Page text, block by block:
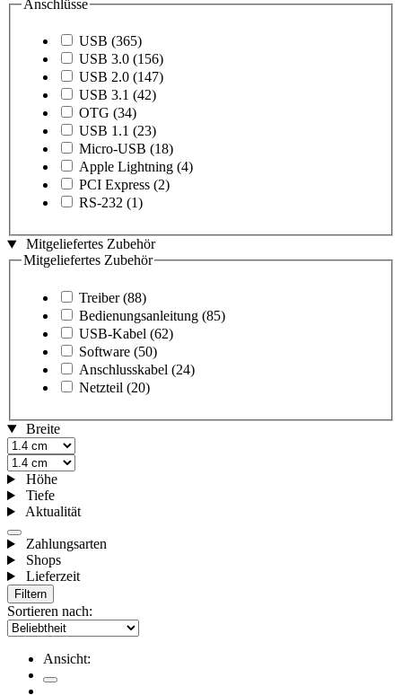
Anschlüsse
USB (365)
USB 3.0 (156)
USB 2.0 (147)
USB 3.1 (42)
OTG (34)
USB 1.1 (23)
Micro-USB (18)
Apple Lightning (4)
PCI Express (2)
RS-232 (1)
Mitgeliefertes Zubehör
Mitgeliefertes Zubehör
Treiber (88)
Bedienungsanleitung (85)
USB-Kabel (62)
Software (50)
Anschlusskabel (24)
Netzteil (20)
Breite
Höhe
Tiefe
Aktualität
Zahlungsarten
Shops
Lieferzeit
Filtern
Sortieren nach:
Ansicht: